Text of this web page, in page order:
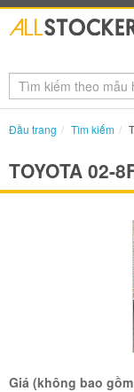
Đầu trang Tìm kiếm
TOYOTA 02-
Giá (không bao